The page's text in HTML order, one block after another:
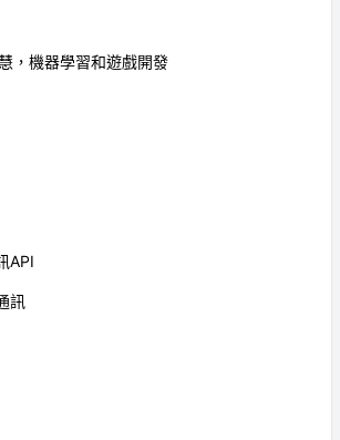
，機器學習和遊戲開發
API
訊